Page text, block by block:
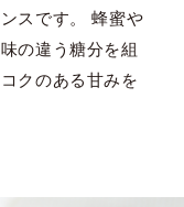
スです。 蜂蜜や
の違う糖分を組
クのある甘みを